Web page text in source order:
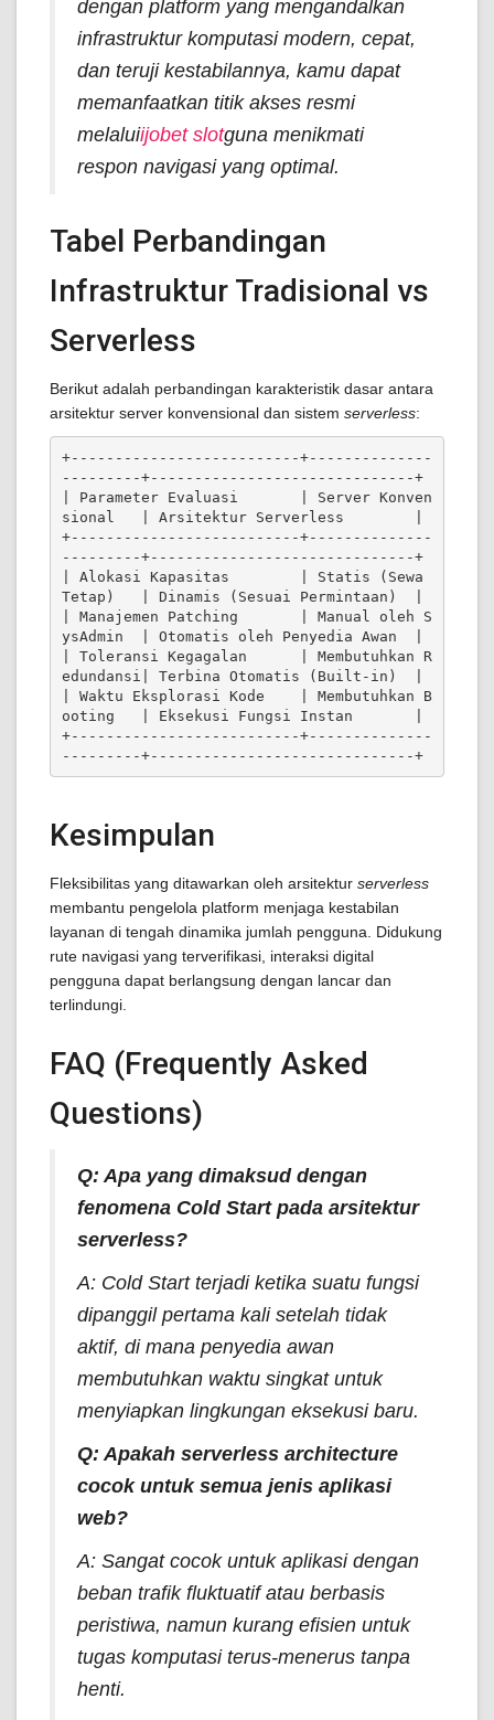
dengan platform yang mengandalkan
infrastruktur komputasi modern, cepat,
dan teruji kestabilannya, kamu dapat
memanfaatkan titik akses resmi
melaluiijobet slotguna menikmati
respon navigasi yang optimal.
Tabel Perbandingan
Infrastruktur Tradisional vs
Serverless
Berikut adalah perbandingan karakteristik dasar antara
arsitektur server konvensional dan sistem serverless:
+--------------------------+--------------
---------+------------------------------+
| Parameter Evaluasi       | Server Konven
sional   | Arsitektur Serverless        |
+--------------------------+--------------
---------+------------------------------+
| Alokasi Kapasitas        | Statis (Sewa
Tetap)   | Dinamis (Sesuai Permintaan)  |
| Manajemen Patching       | Manual oleh S
ysAdmin  | Otomatis oleh Penyedia Awan  |
| Toleransi Kegagalan      | Membutuhkan R
edundansi| Terbina Otomatis (Built-in)  |
| Waktu Eksplorasi Kode    | Membutuhkan B
ooting   | Eksekusi Fungsi Instan       |
+--------------------------+--------------
---------+------------------------------+
Kesimpulan
Fleksibilitas yang ditawarkan oleh arsitektur serverless
membantu pengelola platform menjaga kestabilan
layanan di tengah dinamika jumlah pengguna. Didukung
rute navigasi yang terverifikasi, interaksi digital
pengguna dapat berlangsung dengan lancar dan
terlindungi.
FAQ (Frequently Asked
Questions)
Q: Apa yang dimaksud dengan
fenomena Cold Startpada arsitektur
serverless?
A: Cold Startterjadi ketika suatu fungsi
dipanggil pertama kali setelah tidak
aktif, di mana penyedia awan
membutuhkan waktu singkat untuk
menyiapkan lingkungan eksekusi baru.
Q: Apakah serverless architecture
cocok untuk semua jenis aplikasi
web?
A: Sangat cocok untuk aplikasi dengan
beban trafik fluktuatif atau berbasis
peristiwa, namun kurang efisien untuk
tugas komputasi terus-menerus tanpa
henti.